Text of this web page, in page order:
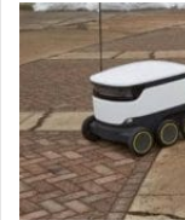
Relacionado
PESQUISA: Preço de
:
“
T
n
t
e
i
s
U
i
e
r
s
i